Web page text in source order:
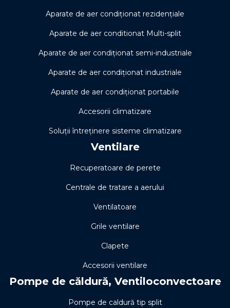
Aparate de aer condiționat rezidențiale
Aparate de aer conditionat Multi-split
Aparate de aer condiționat semi-industriale
Aparate de aer condiționat industriale
Aparate de aer condiționat portabile
Accesorii climatizare
Soluţii întreţinere sisteme climatizare
Ventilare
Recuperatoare de perete
Centrale de tratare a aerului
Ventilatoare
Grile ventilare
Clapete
Accesorii ventilare
Pompe de căldură, Ventiloconvectoare
Pompe de caldură tip split